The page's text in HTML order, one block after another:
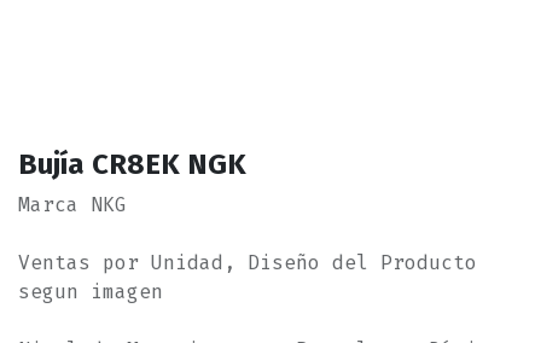
Bujía CR8EK NGK
Marca NKG
Ventas por Unidad, Diseño del Producto
segun imagen